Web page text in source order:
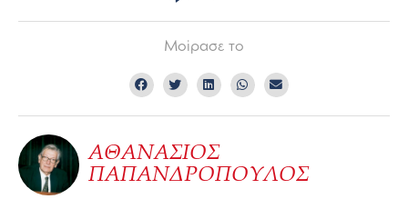
Μοίρασε το
ΑΘΑΝΑΣΙΟΣ
ΠΑΠΑΝΔΡΟΠΟΥΛΟΣ